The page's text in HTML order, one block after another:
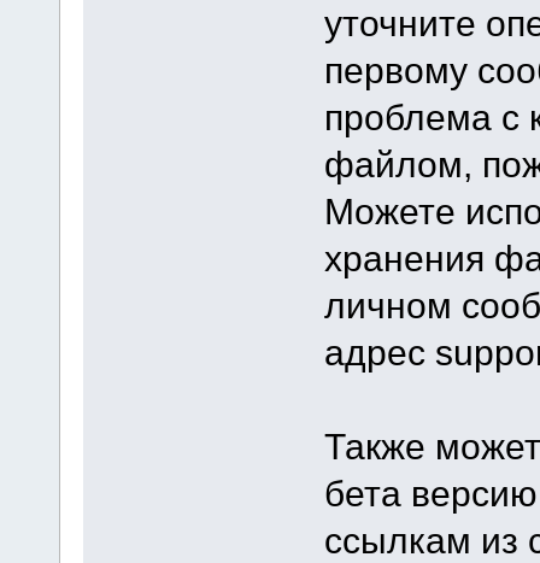
уточните
первому
проблема с
файлом,
Можете
хранения
личном
адрес
Также
бета
ссылкам из